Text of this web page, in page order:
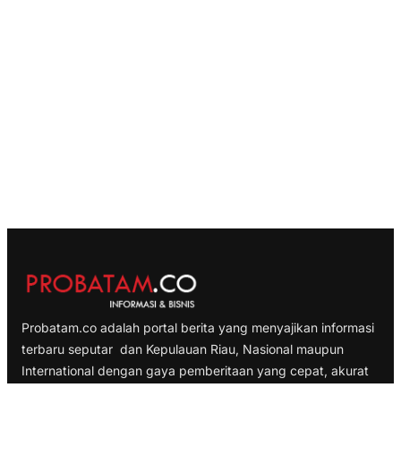
Probatam.co adalah portal berita yang menyajikan informasi
terbaru seputar dan Kepulauan Riau, Nasional maupun
International dengan gaya pemberitaan yang cepat, akurat